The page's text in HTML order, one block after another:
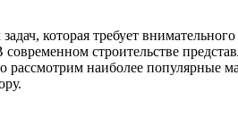
которая требует
строительстве
наиболее популярные